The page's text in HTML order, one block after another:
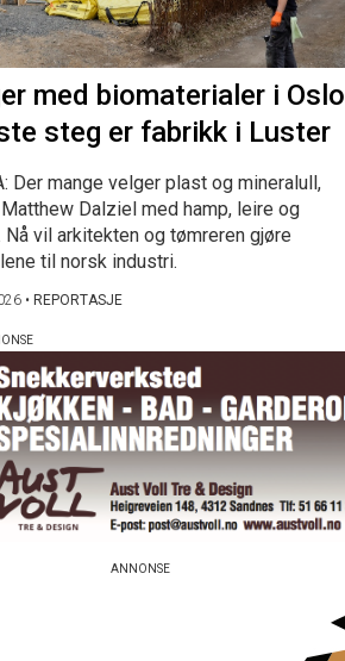
med biomaterialer i Oslo
steg er fabrikk i Luster
Der mange velger plast og mineralull,
Dalziel med hamp, leire og
Nå vil arkitekten og tømreren gjøre
til norsk industri.
• REPORTASJE